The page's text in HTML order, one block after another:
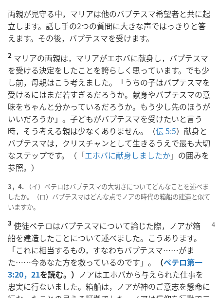
両親が見守る中，マリアは他のバプテスマ希望者と共に起
立します。話し手の2つの質問に大きな声ではっきりと答
えます。その後，バプテスマを受けます。
2 マリアの両親は，マリアがエホバに献身し，バプテスマ
を受ける決定をしたことを誇らしく思っています。でも少
し前，母親はこう考えました。「うちの子はバプテスマを
受けるにはまだ若すぎるだろうか。献身やバプテスマの意
味をちゃんと分かっているだろうか。もう少し先のほうが
いいだろうか」。子どもがバプテスマを受けたいと言う
時，そう考える親は少なくありません。（伝 5:5）献身と
バプテスマは，クリスチャンとして生きるうえで最も大切
なステップです。（「エホバに献身しましたか」の囲みを
参照。）
3，4. （イ）ペテロはバプテスマの大切さについてどんなことを述べま
したか。（ロ）バプテスマはどんな点でノアの時代の箱船の建造と似て
いますか。
3 使徒ペテロはバプテスマについて論じた際，ノアが箱
船を建造したことについて述べました。こうあります。
「これに相当するもの，すなわちバプテスマ……がま
た……今あなた方を救っているのです」。
（ペテロ第一
3:20，21を読む。） ノアはエホバから与えられた仕事を
忠実に行ないました。箱船は，ノアが神のご意志を懸命に